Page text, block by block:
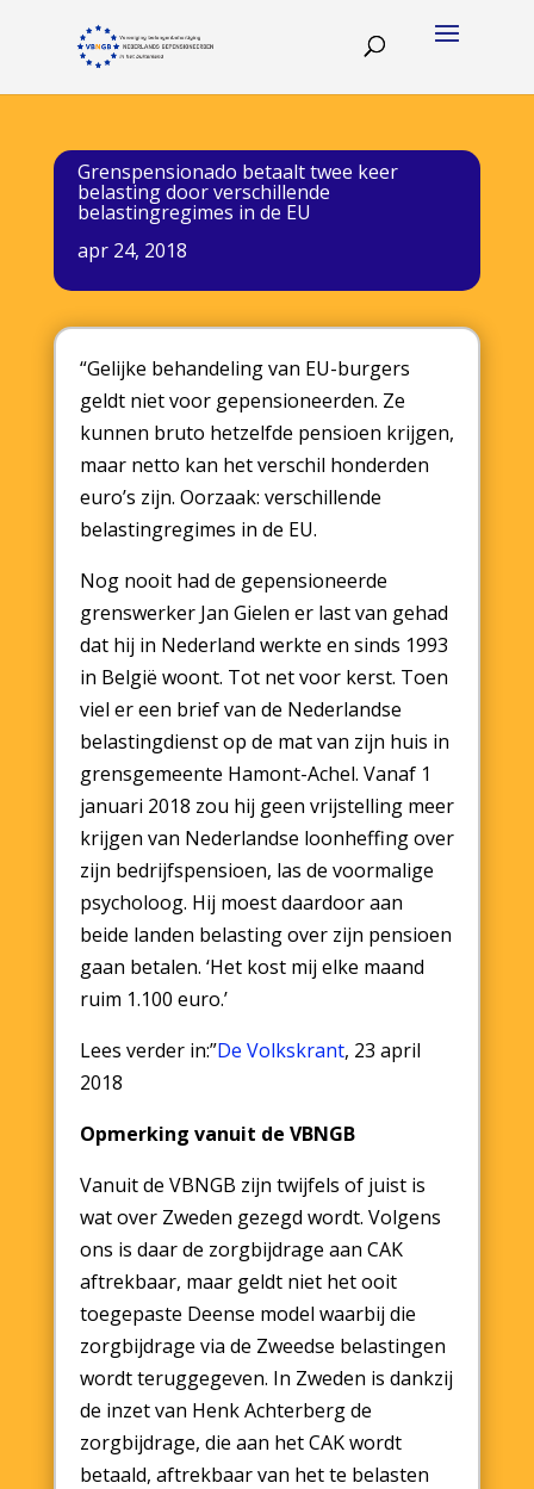
Grenspensionado betaalt twee keer
belasting door verschillende
belastingregimes in de EU
apr 24, 2018
“Gelijke behandeling van EU-burgers
geldt niet voor gepensioneerden. Ze
kunnen bruto hetzelfde pensioen krijgen,
maar netto kan het verschil honderden
euro’s zijn. Oorzaak: verschillende
belastingregimes in de EU.
Nog nooit had de gepensioneerde
grenswerker Jan Gielen er last van gehad
dat hij in Nederland werkte en sinds 1993
in België woont. Tot net voor kerst. Toen
viel er een brief van de Nederlandse
belastingdienst op de mat van zijn huis in
grensgemeente Hamont-Achel. Vanaf 1
januari 2018 zou hij geen vrijstelling meer
krijgen van Nederlandse loonheffing over
zijn bedrijfspensioen, las de voormalige
psycholoog. Hij moest daardoor aan
beide landen belasting over zijn pensioen
gaan betalen. ‘Het kost mij elke maand
ruim 1.100 euro.’
Lees verder in:”De Volkskrant, 23 april
2018
Opmerking vanuit de VBNGB
Vanuit de VBNGB zijn twijfels of juist is
wat over Zweden gezegd wordt. Volgens
ons is daar de zorgbijdrage aan CAK
aftrekbaar, maar geldt niet het ooit
toegepaste Deense model waarbij die
zorgbijdrage via de Zweedse belastingen
wordt teruggegeven. In Zweden is dankzij
de inzet van Henk Achterberg de
zorgbijdrage, die aan het CAK wordt
betaald, aftrekbaar van het te belasten